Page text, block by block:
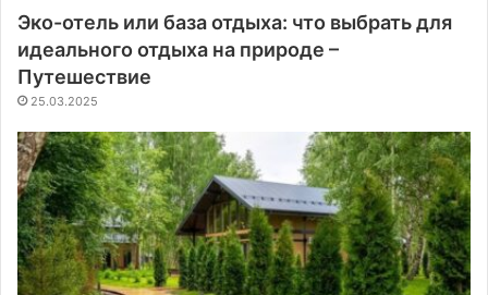
Эко-отель или база отдыха: что выбрать для
идеального отдыха на природе –
Путешествие
25.03.2025